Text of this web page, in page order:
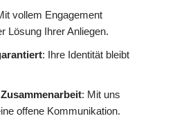
vollem Engagement
Lösung Ihrer Anliegen.
: Ihre Identität bleibt
: Mit uns
offene Kommunikation.